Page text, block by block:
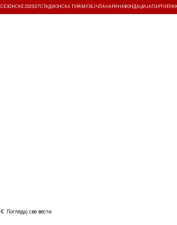
СЕЗОНСКЕ 2026/27СТАДИОНСКА ТУРА МУЗЕЈ ЧЛАНАРИНАФОНДАЦИЈА ПАРТНЕРИ
Погледај све вести